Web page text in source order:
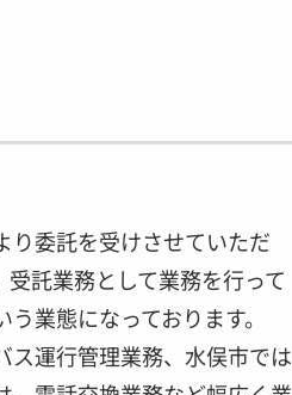
り委託を受けさせていただ
託業務として業務を行って
業態になっております。
ス運行管理業務、水俣市では